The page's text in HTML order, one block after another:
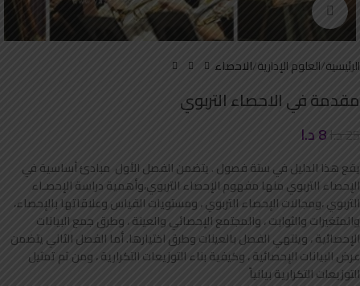
Click to enlarge
الرئيسية العلوم الإدارية الاحصاء
مقدمة في الاحصاء التربوي
25د.ا8د.ا
يقع هذا الدليل في ستة فصول . يتضمن الفصل الأول مبادئ أساسية في
الإحصاء التربوي منها مفهوم الإحصاء التربوي،وأهمية دراسة الإحصـاء
التربوي ،ومجالات الإحصاء التربوي ، ومستويات القياس وعلاقاتها بالإحصاء،
والمتغيرات والثوابت ، والمجتمع الإحصائي والعينة ، وطرق جمع البيانات
الإحصائية ، وينتهي الفصل بالعينات وطرق اختيارها. أما الفصل الثاني يتضمن
عرض البيانات الإحصائية ، وكيفية بناء التوزيعات التكرارية ، ومن ثم تمثيل
التوزيعات التكرارية بيانياً